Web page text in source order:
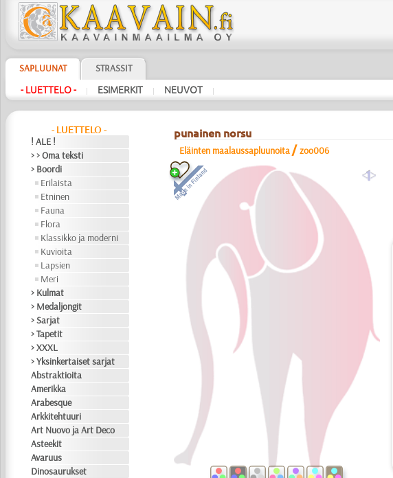
SAPLUUNAT STRASSIT
- LUETTELO - | ESIMERKIT | NEUVOT |
- LUETTELO -
! ALE !
> > Oma teksti
> Boordi
Erilaista
Etninen
Fauna
Flora
Klassikko ja moderni
Kuvioita
Lapsien
Meri
> Kulmat
> Medaljongit
> Sarjat
> Tapetit
> XXXL
> Yksinkertaiset sarjat
Abstraktioita
Amerikka
Arabesque
Arkkitehtuuri
Art Nuovo ja Art Deco
Asteekit
Avaruus
Dinosaurukset
punainen norsu
Eläinten maalaussapluunoita /zoo006
a